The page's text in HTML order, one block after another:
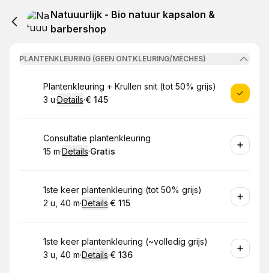
Natuuurlijk - Bio natuur kapsalon &
barbershop
PLANTENKLEURING (GEEN ONTKLEURING/MÈCHES)
Boek
Plantenkleuring + Krullen snit (tot 50% grijs)
. Duur:
3 u·Details·
.Prijs:
€ 145
Boek
Consultatie plantenkleuring
.Duur:
15 m·Details·
.Prijs:
Gratis
Boek
1ste keer plantenkleuring (tot 50% grijs)
. Duur :
2 u, 40 m·Details·
.Prijs:
€ 115
Boek
1ste keer plantenkleuring (~volledig grijs)
. Duur :
3 u, 40 m·Details·
.Prijs:
€ 136